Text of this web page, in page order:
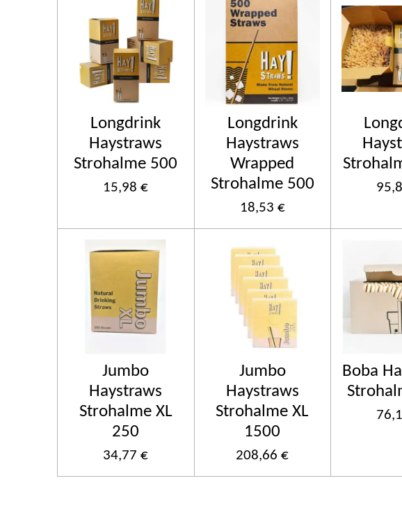
Longdrink
Haystraws
Strohalme 500
15,98 €
Longdrink
Haystraws
Wrapped
Strohalme 500
18,53 €
Jumbo
Haystraws
Strohalme XL
250
34,77 €
Jumbo
Haystraws
Strohalme XL
1500
208,66 €
Boba